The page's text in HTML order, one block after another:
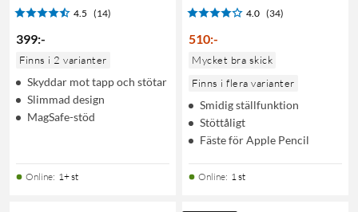
4.5 (14)
399:-
Finns i 2 varianter
Skyddar mot tapp och stötar
Slimmad design
MagSafe-stöd
Online: 1+ st
4.0 (34)
510:-
Mycket bra skick
Finns i flera varianter
Smidig ställfunktion
Stöttåligt
Fäste för Apple Pencil
Online: 1 st